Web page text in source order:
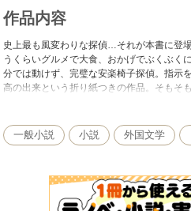
作品内容
史上最も風変わりな探偵…それが本書に登
うくらいグルメで大食、おかげでぶくぶく
分では動けず、完璧な安楽椅子探偵。指示
高の出来という折り紙つきの作品。そもそ
一般小説 小説 外国文学